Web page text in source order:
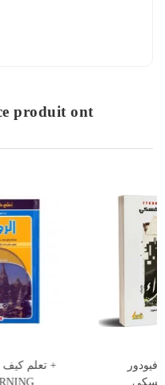
produit ont
ميكيافيلي و كتابه الامير -
مجدي كامل و احمد ناصيف